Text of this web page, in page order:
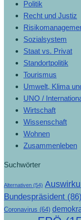
Politik
Recht und Justiz
Sozialsystem
Staat vs. Privat
Standortpolitik
Tourismus
Umwelt, Klima
UNO /
Wirtschaft
Wissenschaft
Wohnen
Zusammenleben
Suchwörter
Alternativen (54)
Bundespräsident (86)
Coronavirus (64)